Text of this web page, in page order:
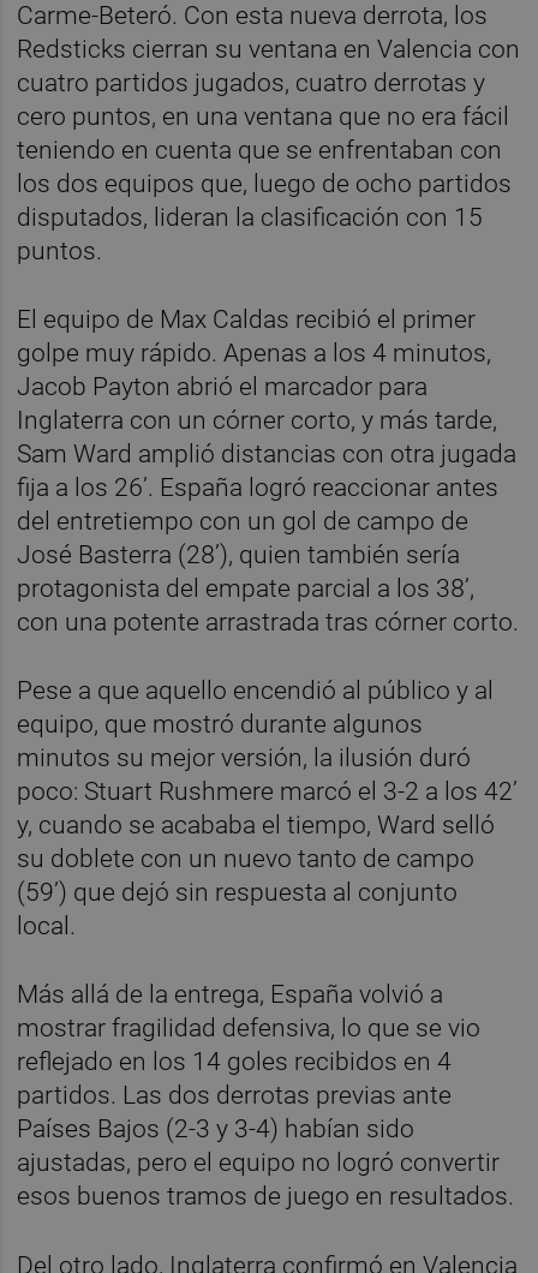
Carme-Beteró. Con esta nueva derrota, los
Redsticks cierran su ventana en Valencia con
cuatro partidos jugados, cuatro derrotas y
cero puntos, en una ventana que no era fácil
teniendo en cuenta que se enfrentaban con
los dos equipos que, luego de ocho partidos
disputados, lideran la clasificación con 15
puntos.
El equipo de Max Caldas recibió el primer
golpe muy rápido. Apenas a los 4 minutos,
Jacob Payton abrió el marcador para
Inglaterra con un córner corto, y más tarde,
Sam Ward amplió distancias con otra jugada
fija a los 26’. España logró reaccionar antes
del entretiempo con un gol de campo de
José Basterra (28’), quien también sería
protagonista del empate parcial a los 38’,
con una potente arrastrada tras córner corto.
Pese a que aquello encendió al público y al
equipo, que mostró durante algunos
minutos su mejor versión, la ilusión duró
poco: Stuart Rushmere marcó el 3-2 a los 42’
y, cuando se acababa el tiempo, Ward selló
su doblete con un nuevo tanto de campo
(59’) que dejó sin respuesta al conjunto
local.
Más allá de la entrega, España volvió a
mostrar fragilidad defensiva, lo que se vio
reflejado en los 14 goles recibidos en 4
partidos. Las dos derrotas previas ante
Países Bajos (2-3 y 3-4) habían sido
ajustadas, pero el equipo no logró convertir
esos buenos tramos de juego en resultados.
Del otro lado, Inglaterra confirmó en Valencia